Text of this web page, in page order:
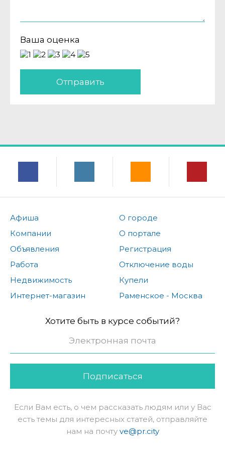
Ваша оценка
Отправить
Афиша
Компании
Объявления
Работа
Недвижимость
Интернет-магазин
О городе
О портале
Регистрация
Отключение воды
Купели
Раменское - Москва
Хотите быть в курсе событий?
Подписаться
Если Вам есть, о чем рассказать людям или у Вас
есть темы для интересных статей, отправляйте
нам на почту ve@pr.city